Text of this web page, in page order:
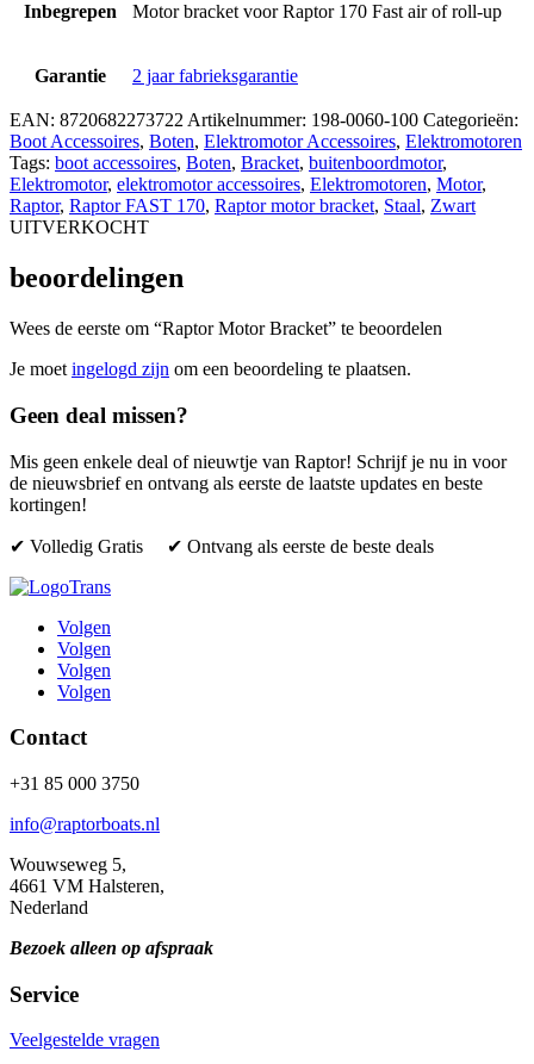
Inbegrepen Motor bracket voor Raptor 170 Fast air of roll-up
Garantie 2 jaar fabrieksgarantie
EAN: 8720682273722 Artikelnummer: 198-0060-100 Categorieën:
Boot Accessoires, Boten, Elektromotor Accessoires, Elektromotoren
Tags: boot accessoires, Boten, Bracket, buitenboordmotor,
Elektromotor, elektromotor accessoires, Elektromotoren, Motor,
Raptor, Raptor FAST 170, Raptor motor bracket, Staal, Zwart
UITVERKOCHT
beoordelingen
Wees de eerste om “Raptor Motor Bracket” te beoordelen
Je moet ingelogd zijn om een beoordeling te plaatsen.
Geen deal missen?
Mis geen enkele deal of nieuwtje van Raptor! Schrijf je nu in voor
de nieuwsbrief en ontvang als eerste de laatste updates en beste
kortingen!
✔ Volledig Gratis ✔ Ontvang als eerste de beste deals
Volgen
Volgen
Volgen
Volgen
Contact
+31 85 000 3750
info@raptorboats.nl
Wouwseweg 5,
4661 VM Halsteren,
Nederland
Bezoek alleen op afspraak
Service
Veelgestelde vragen